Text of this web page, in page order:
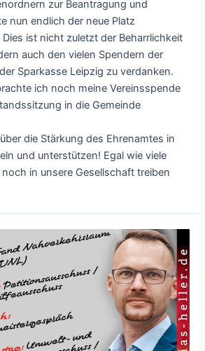
zur Beantragung und
nun endlich der neue Platz
ist nicht zuletzt der Beharrlichkeit
auch den vielen Spendern der
Sparkasse Leipzig zu verdanken.
ich noch meine Vereinsspende
in die Gemeinde
die Stärkung des Ehrenamtes in
und unterstützen! Egal wie viele
noch in unsere Gesellschaft treiben